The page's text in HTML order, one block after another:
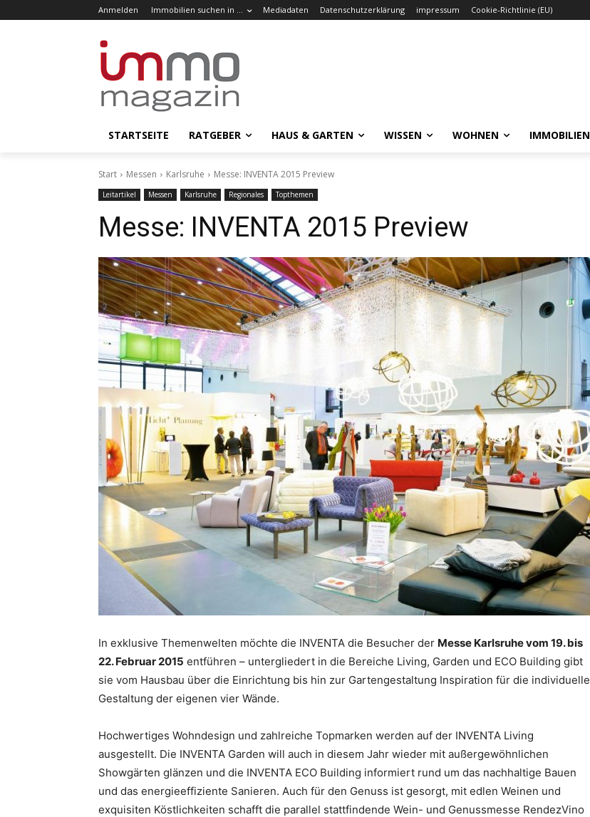
Anmelden Immobilien suchen in … Mediadaten Datenschutzerklärung impressum Cookie-Richtlinie (EU)
STARTSEITE RATGEBER HAUS & GARTEN WISSEN WOHNEN IMMOBILIEN
Start Messen Karlsruhe Messe: INVENTA 2015 Preview
Leitartikel Messen Karlsruhe Regionales Topthemen
Messe: INVENTA 2015 Preview
In exklusive Themenwelten möchte die ­INVENTA die Besucher der Messe Karlsruhe vom 19. bis
22. Februar 2015 entführen – untergliedert in die Bereiche Living, Garden und ECO Building gibt
sie vom Hausbau über die Einrichtung bis hin zur Gartengestaltung Inspiration für die individuelle
Gestaltung der eigenen vier Wände.
Hochwertiges Wohndesign und zahlreiche Topmarken werden auf der INVENTA Living
ausgestellt. Die INVENTA Garden will auch in diesem Jahr wieder mit außergewöhnlichen
Showgärten glänzen und die INVENTA ECO Building informiert rund um das nachhaltige Bauen
und das energieeffiziente Sanieren. Auch für den Genuss ist gesorgt, mit edlen Weinen und
exquisiten Köstlichkeiten schafft die parallel stattfindende Wein- und Genussmesse ­RendezVino